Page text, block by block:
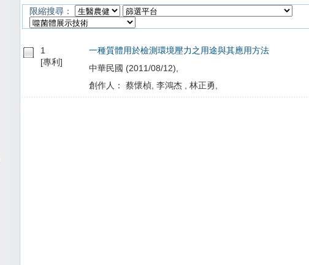
限縮搜尋：
1
[專利]
一種質體用於檢測環境壓力之用途與其應用方法
中華民國 (2011/08/12),
創作人： 蔡懷楨, 李鴻杰 , 林正勇,